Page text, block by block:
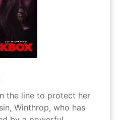
the line to protect her
Winthrop, who has